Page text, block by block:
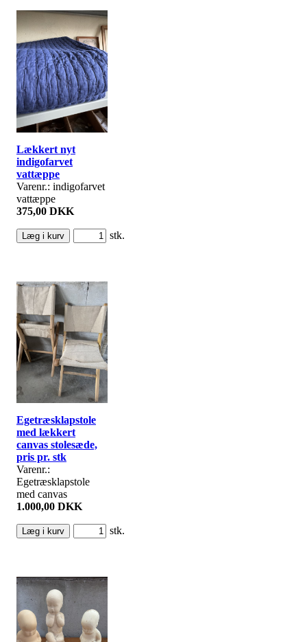
Lækkert nyt
indigofarvet
vattæppe
Varenr.: indigofarvet
vattæppe
375,00 DKK
stk.
Egetræsklapstole
med lækkert
canvas stolesæde,
pris pr. stk
Varenr.:
Egetræsklapstole
med canvas
1.000,00 DKK
stk.